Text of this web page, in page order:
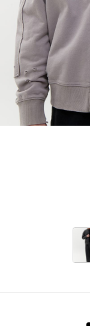
Кардиганы
Комплекты
Лонгсливы
Поло
Рубашки
Аксессуары